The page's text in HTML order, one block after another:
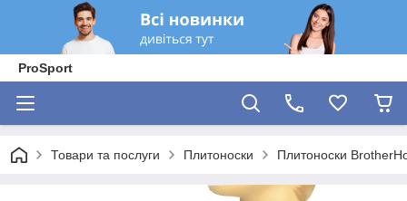
ProSport
Товари та послуги Плитоноски Плитоноски